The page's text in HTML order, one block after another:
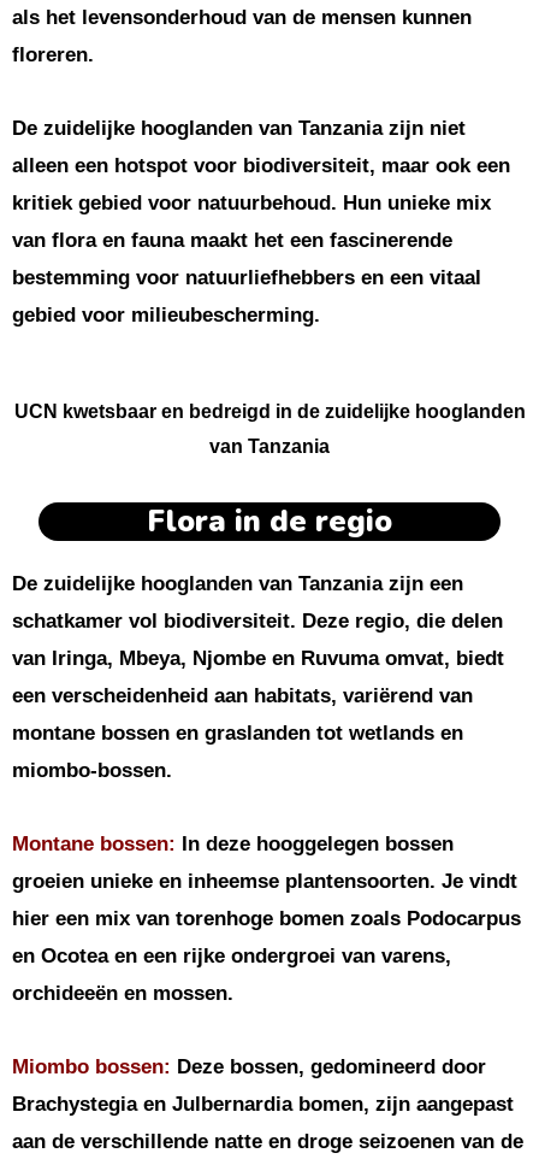
als het levensonderhoud van de mensen kunnen
floreren.
De zuidelijke hooglanden van Tanzania zijn niet
alleen een hotspot voor biodiversiteit, maar ook een
kritiek gebied voor natuurbehoud. Hun unieke mix
van flora en fauna maakt het een fascinerende
bestemming voor natuurliefhebbers en een vitaal
gebied voor milieubescherming.
UCN kwetsbaar en bedreigd in de zuidelijke hooglanden
van Tanzania
Flora in de regio
De zuidelijke hooglanden van Tanzania zijn een
schatkamer vol biodiversiteit. Deze regio, die delen
van Iringa, Mbeya, Njombe en Ruvuma omvat, biedt
een verscheidenheid aan habitats, variërend van
montane bossen en graslanden tot wetlands en
miombo-bossen.
Montane bossen:
In deze hooggelegen bossen
groeien unieke en inheemse plantensoorten. Je vindt
hier een mix van torenhoge bomen zoals Podocarpus
en Ocotea en een rijke ondergroei van varens,
orchideeën en mossen.
Miombo bossen: Deze bossen, gedomineerd door
Brachystegia en Julbernardia bomen, zijn aangepast
aan de verschillende natte en droge seizoenen van de